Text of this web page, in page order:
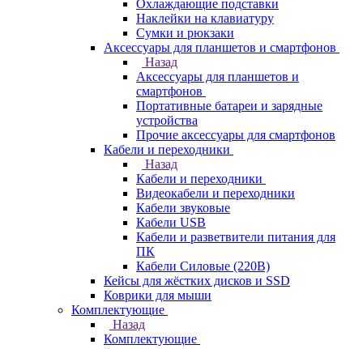
Охлаждающие подставки
Наклейки на клавиатуру
Сумки и рюкзаки
Аксессуары для планшетов и смартфонов
Назад
Аксессуары для планшетов и
смартфонов
Портативные батареи и зарядные
устройства
Прочие аксессуары для смартфонов
Кабели и переходники
Назад
Кабели и переходники
Видеокабели и переходники
Кабели звуковые
Кабели USB
Кабели и разветвители питания для
ПК
Кабели Силовые (220В)
Кейсы для жёстких дисков и SSD
Коврики для мыши
Комплектующие
Назад
Комплектующие